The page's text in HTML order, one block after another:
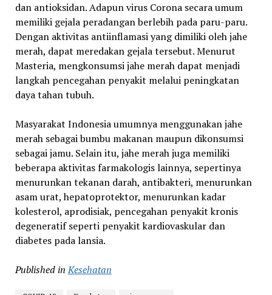
dan antioksidan. Adapun virus Corona secara umum
memiliki gejala peradangan berlebih pada paru-paru.
Dengan aktivitas antiinflamasi yang dimiliki oleh jahe
merah, dapat meredakan gejala tersebut. Menurut
Masteria, mengkonsumsi jahe merah dapat menjadi
langkah pencegahan penyakit melalui peningkatan
daya tahan tubuh.
Masyarakat Indonesia umumnya menggunakan jahe
merah sebagai bumbu makanan maupun dikonsumsi
sebagai jamu. Selain itu, jahe merah juga memiliki
beberapa aktivitas farmakologis lainnya, sepertinya
menurunkan tekanan darah, antibakteri, menurunkan
asam urat, hepatoprotektor, menurunkan kadar
kolesterol, aprodisiak, pencegahan penyakit kronis
degeneratif seperti penyakit kardiovaskular dan
diabetes pada lansia.
Published in Kesehatan